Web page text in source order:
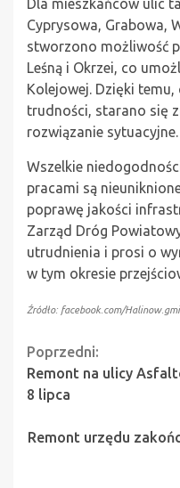
Dla mieszkańców ulic
Cyprysowa, Grabowa,
stworzono możliwość
Leśną i Okrzei, co
Kolejowej. Dzięki temu,
trudności, starano się
rozwiązanie sytuacyjne.
Wszelkie
pracami są
poprawę jakości
Zarząd Dróg
utrudnienia i prosi o
w tym okresie
Źródło: facebook.com/
Continue
Reading
Poprzedni:
Remont na ulicy
8 lipca
Remont urzędu